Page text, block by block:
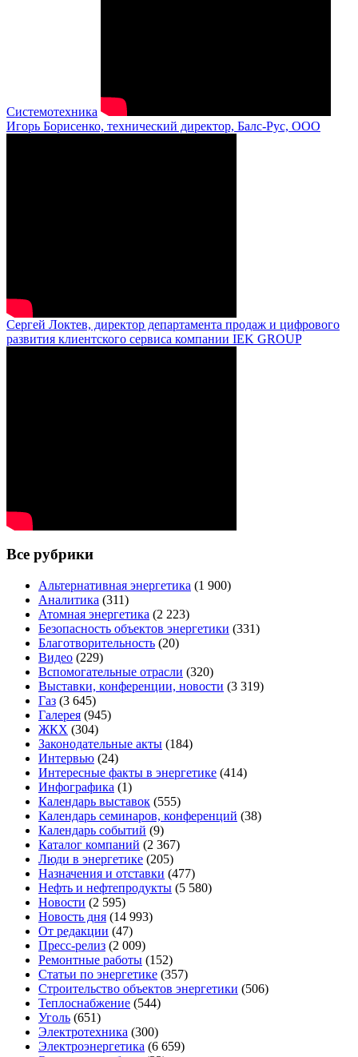
Системотехника
Игорь Борисенко, технический директор, Балс-Рус, ООО
Сергей Локтев, директор департамента продаж и цифрового
развития клиентского сервиса компании IEK GROUP
Все рубрики
Альтернативная энергетика (1 900)
Аналитика (311)
Атомная энергетика (2 223)
Безопасность объектов энергетики (331)
Благотворительность (20)
Видео (229)
Вспомогательные отрасли (320)
Выставки, конференции, новости (3 319)
Газ (3 645)
Галерея (945)
ЖКХ (304)
Законодательные акты (184)
Интервью (24)
Интересные факты в энергетике (414)
Инфографика (1)
Календарь выставок (555)
Календарь семинаров, конференций (38)
Календарь событий (9)
Каталог компаний (2 367)
Люди в энергетике (205)
Назначения и отставки (477)
Нефть и нефтепродукты (5 580)
Новости (2 595)
Новость дня (14 993)
От редакции (47)
Пресс-релиз (2 009)
Ремонтные работы (152)
Статьи по энергетике (357)
Строительство объектов энергетики (506)
Теплоснабжение (544)
Уголь (651)
Электротехника (300)
Электроэнергетика (6 659)